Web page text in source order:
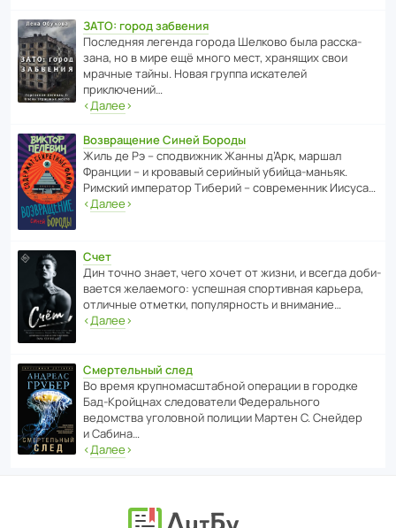
ЗАТО: город забвения
После­дняя легенда города Шелково была расска­
зана, но в мире ещё много мест, хранящих свои
мрачные тайны. Новая группа иска­телей
приключений…
‹Далее›
Возвращение Синей Бороды
Жиль де Рэ – спод­ви­жник Жанны д’Арк, маршал
Франции – и кровавый серийный убийца-маньяк.
Римский импе­ратор Тиберий – совре­менник Иисуса…
‹Далее›
Счет
Дин точно знает, чего хочет от жизни, и всегда доби­
ва­ется жела­е­мого: успе­шная спор­ти­вная карьера,
отли­чные отметки, попу­ля­р­ность и внимание…
‹Далее›
Смертельный след
Во время круп­но­мас­ш­та­бной операции в городке
Бад‑Крой­цнах следо­ва­тели Феде­раль­ного
ведомства уголо­вной полиции Мартен С. Снейдер
и Сабина…
‹Далее›